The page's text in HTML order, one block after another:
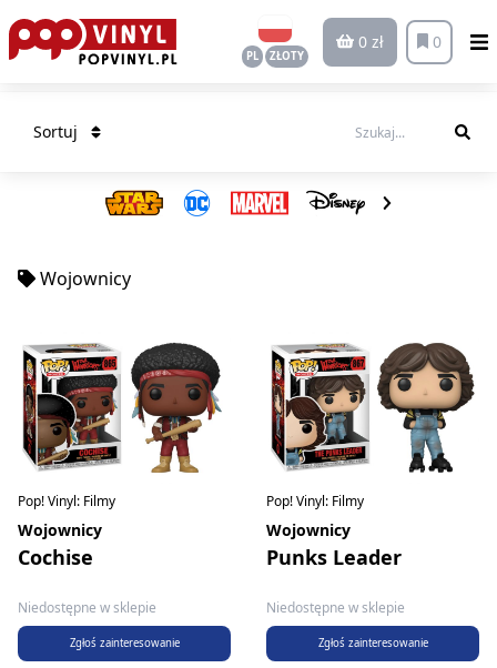
PL ZŁOTY
0 zł 0
Sortuj
Wojownicy
Pop! Vinyl: Filmy
Wojownicy
Cochise
Niedostępne w sklepie
Zgłoś zainteresowanie
Pop! Vinyl: Filmy
Wojownicy
Punks Leader
Niedostępne w sklepie
Zgłoś zainteresowanie